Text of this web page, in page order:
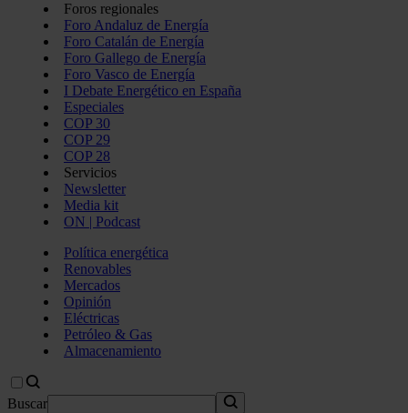
Foros regionales
Foro Andaluz de Energía
Foro Catalán de Energía
Foro Gallego de Energía
Foro Vasco de Energía
I Debate Energético en España
Especiales
COP 30
COP 29
COP 28
Servicios
Newsletter
Media kit
ON | Podcast
Política energética
Renovables
Mercados
Opinión
Eléctricas
Petróleo & Gas
Almacenamiento
Buscar